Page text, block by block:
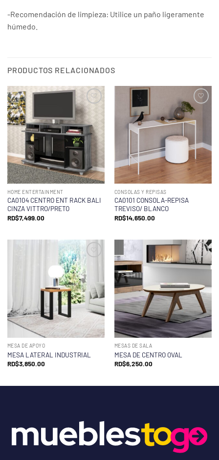
-Recomendación de limpieza: Utilice un paño ligeramente
húmedo.
PRODUCTOS RELACIONADOS
HOME ENTERTAINMENT
CA0104 CENTRO ENT RACK BALI
CINZA VITTRO/PRETO
RD$7,499.00
CONSOLAS Y REPISAS
CA0101 CONSOLA-REPISA
TREVISO/ BLANCO
RD$14,650.00
MESA DE APOYO
MESA LATERAL INDUSTRIAL
RD$3,850.00
MESAS DE SALA
MESA DE CENTRO OVAL
RD$6,250.00